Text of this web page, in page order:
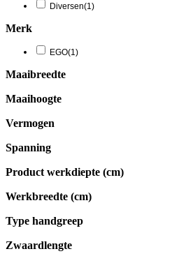
Diversen(1)
Merk
EGO(1)
Maaibreedte
Maaihoogte
Vermogen
Spanning
Product werkdiepte (cm)
Werkbreedte (cm)
Type handgreep
Zwaardlengte